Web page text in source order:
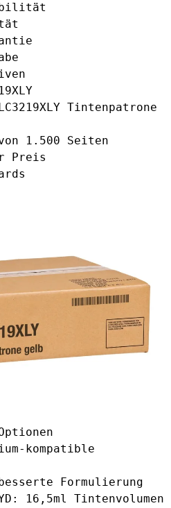
Tintenpatrone
1.500 Seiten
Preis
kompatible
Formulierung
: 16,5ml Tintenvolumen